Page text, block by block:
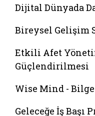
Dijital Dünyada
Bireysel Gelişim
Etkili Afet
Güçlendirilmesi
Wise Mind -
Geleceğe İş Başı